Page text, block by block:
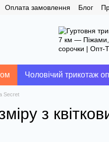
Оплата замовлення Блог
Чоловічий трикотаж
Secret
з